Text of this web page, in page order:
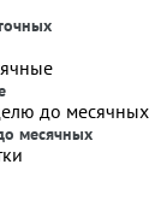
месячных